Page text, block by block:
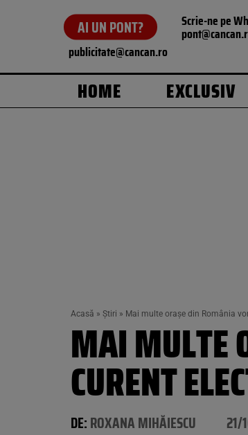
AI UN PONT? Scrie-ne pe
publicitate@cancan.ro
HOME EXCLUSIV
Acasă » Știri » Mai multe orașe din România
MAI MULTE
CURENT
DE:ROXANA MIHĂIESCU 21/